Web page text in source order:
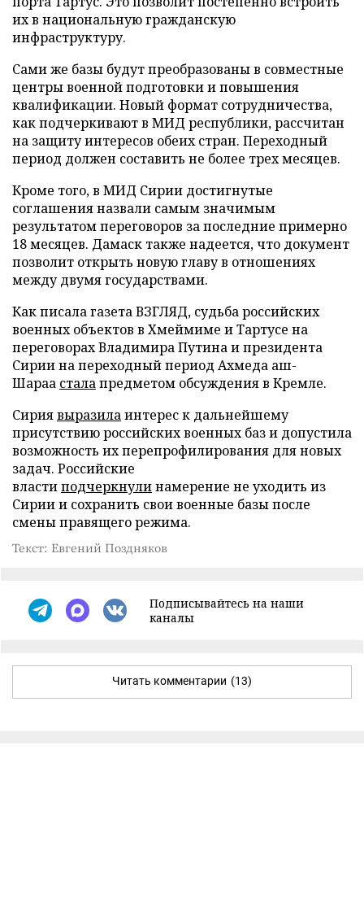
их в национальную гражданскую
инфраструктуру.
Сами же базы будут преобразованы в совместные
центры военной подготовки и повышения
квалификации. Новый формат сотрудничества,
как подчеркивают в МИД республики, рассчитан
на защиту интересов обеих стран. Переходный
период должен составить не более трех месяцев.
Кроме того, в МИД Сирии достигнутые
соглашения назвали самым значимым
результатом переговоров за последние примерно
18 месяцев. Дамаск также надеется, что документ
позволит открыть новую главу в отношениях
между двумя государствами.
Как писала газета ВЗГЛЯД, судьба российских
военных объектов в Хмеймиме и Тартусе на
переговорах Владимира Путина и президента
Сирии на переходный период Ахмеда аш-
Шараа сталапредметом обсуждения в Кремле.
Сириявыразилаинтерес к дальнейшему
присутствию российских военных баз и допустила
возможность их перепрофилирования для новых
задач. Российские
властиподчеркнулинамерение не уходить из
Сирии и сохранить свои военные базы после
смены правящего режима.
Текст: Евгений Поздняков
Подписывайтесь на наши
каналы
Читать комментарии (13)